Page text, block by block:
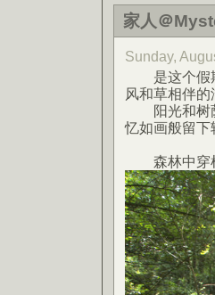
家人＠
Sunday,
是这个假期
风和草相伴
阳光和树荫
忆如画般留下
森林中穿